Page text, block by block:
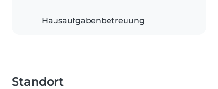
Hausaufgabenbetreuung
Standort